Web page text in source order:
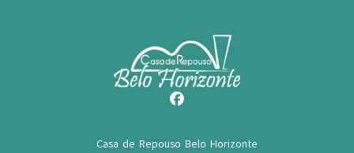
Casa de Repouso Belo Horizonte